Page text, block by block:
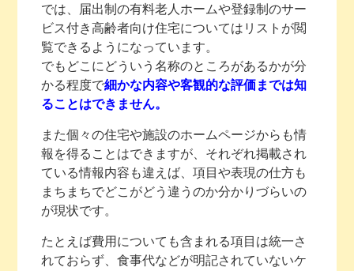
では、届出制の有料老人ホームや登録制のサー
ビス付き高齢者向け住宅についてはリストが閲
覧できるようになっています。
でもどこにどういう名称のところがあるかが分
かる程度で細かな内容や客観的な評価までは知
ることはできません。
また個々の住宅や施設のホームページからも情
報を得ることはできますが、それぞれ掲載され
ている情報内容も違えば、項目や表現の仕方も
まちまちでどこがどう違うのか分かりづらいの
が現状です。
たとえば費用についても含まれる項目は統一さ
れておらず、食事代などが明記されていないケ